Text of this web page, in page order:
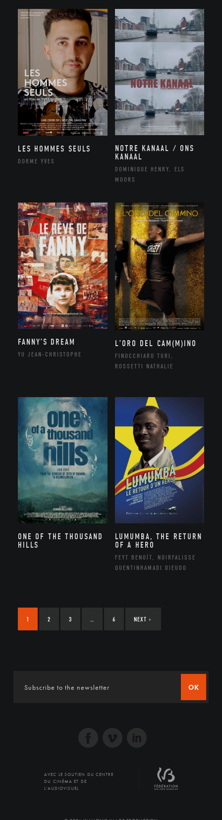
LES HOMMES SEULS
DORME YVES
NOTRE KANAAL / ONS
KANAAL
DOMINIQUE HENRY, ELS
MOORS
FANNY’S DREAM
YU JEAN-CHRISTOPHE
L’ORO DEL CAM(M)INO
FINOCCHIARO TURI,
ROSSETTI NATHALIE
ONE OF THE THOUSAND
HILLS
LUMUMBA, THE RETURN
OF A HERO
FEYT BENOÎT, NOIRFALISSE
QUENTINHAMADI DIEUDO
1 2 3 … 6 NEXT ›
OK
AVEC LE SOUTIEN DU CENTRE
DU CINÉMA ET DE
L'AUDIOVISUEL